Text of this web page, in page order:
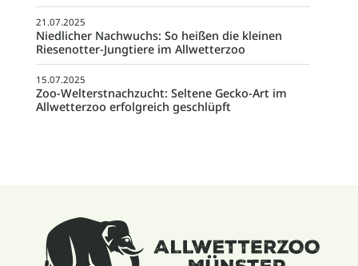
21.07.2025
Niedlicher Nachwuchs: So heißen die kleinen
Riesenotter-Jungtiere im Allwetterzoo
15.07.2025
Zoo-Welterstnachzucht: Seltene Gecko-Art im
Allwetterzoo erfolgreich geschlüpft